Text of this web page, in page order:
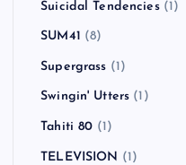
Suicidal Tendencies(1)
SUM41 (8)
Supergrass (1)
Swingin' Utters (1)
Tahiti 80 (1)
TELEVISION (1)